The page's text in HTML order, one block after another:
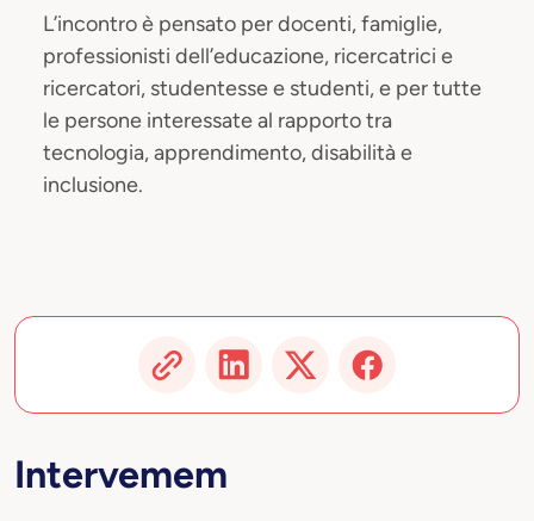
L’incontro è pensato per docenti, famiglie,
professionisti dell’educazione, ricercatrici e
ricercatori, studentesse e studenti, e per tutte
le persone interessate al rapporto tra
tecnologia, apprendimento, disabilità e
inclusione.
Intervemem